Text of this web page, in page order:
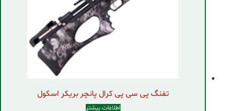
تفنگ پی سی پی کرال پانچر بریکر اسکول
اطلاعات بیشتر